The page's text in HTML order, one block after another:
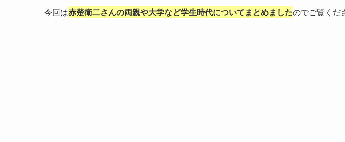
今回は赤楚衛二さんの両親や大学など学生時代についてまとめましたのでご覧くだ